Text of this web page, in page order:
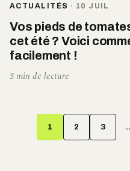
ACTUALITÉS · 10 JUIL
Vos pieds de
cet été ? Voici
facilement !
3 min de lecture
1 2 3